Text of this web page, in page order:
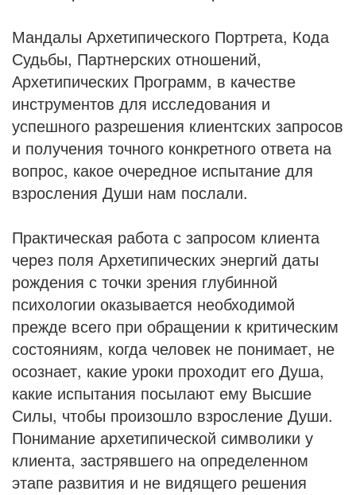
Мандалы Архетипического Портрета, Кода
Судьбы, Партнерских отношений,
Архетипических Программ, в качестве
инструментов для исследования и
успешного разрешения клиентских запросов
и получения точного конкретного ответа на
вопрос, какое очередное испытание для
взросления Души нам послали.
Практическая работа с запросом клиента
через поля Архетипических энергий даты
рождения с точки зрения глубинной
психологии оказывается необходимой
прежде всего при об­ращении к критическим
состояниям, когда человек не понимает, не
осознает, какие уроки проходит его Душа,
какие испытания посылают ему Высшие
Силы, чтобы произошло взросление Души.
Пони­мание архетипической символики у
клиента, застрявшего на определенном
этапе развития и не видящего решения